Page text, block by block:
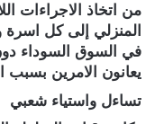
من اتخاذ الاجراءات
المنزلي إلى كل
في السوق السوداء
يعانون الامرين بسبب
تساءل واستياء شعبي